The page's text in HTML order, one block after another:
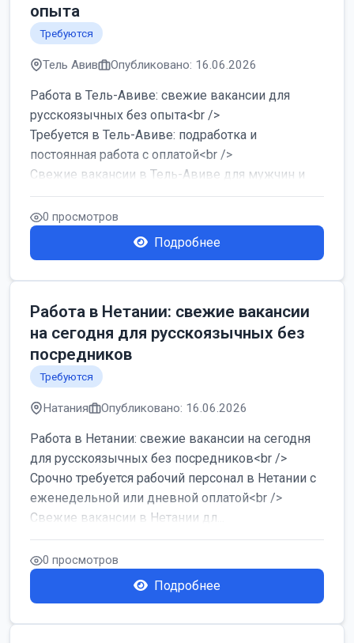
опыта
Требуются
Тель Авив Опубликовано: 16.06.2026
Работа в Тель-Авиве: свежие вакансии для
русскоязычных без опыта<br />
Требуется в Тель-Авиве: подработка и
постоянная работа с оплатой<br />
Свежие вакансии в Тель-Авиве для мужчин и
женщин от хозя...
0 просмотров
Подробнее
Работа в Нетании: свежие вакансии
на сегодня для русскоязычных без
посредников
Требуются
Натания Опубликовано: 16.06.2026
Работа в Нетании: свежие вакансии на сегодня
для русскоязычных без посредников<br />
Срочно требуется рабочий персонал в Нетании с
еженедельной или дневной оплатой<br />
Свежие вакансии в Нетании дл...
0 просмотров
Подробнее